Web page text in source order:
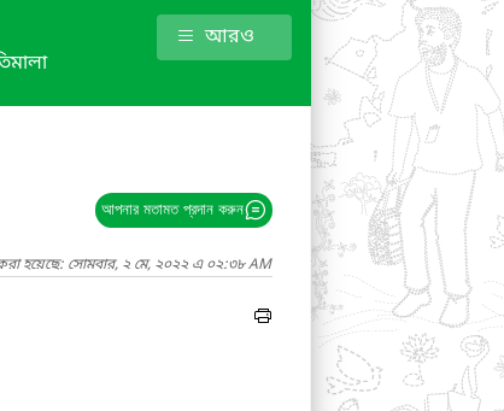
আরও
আপনার মতামত প্রদান করুন
হয়েছে: সোমবার, ২ মে, ২০২২ এ ০২:৩৮ AM